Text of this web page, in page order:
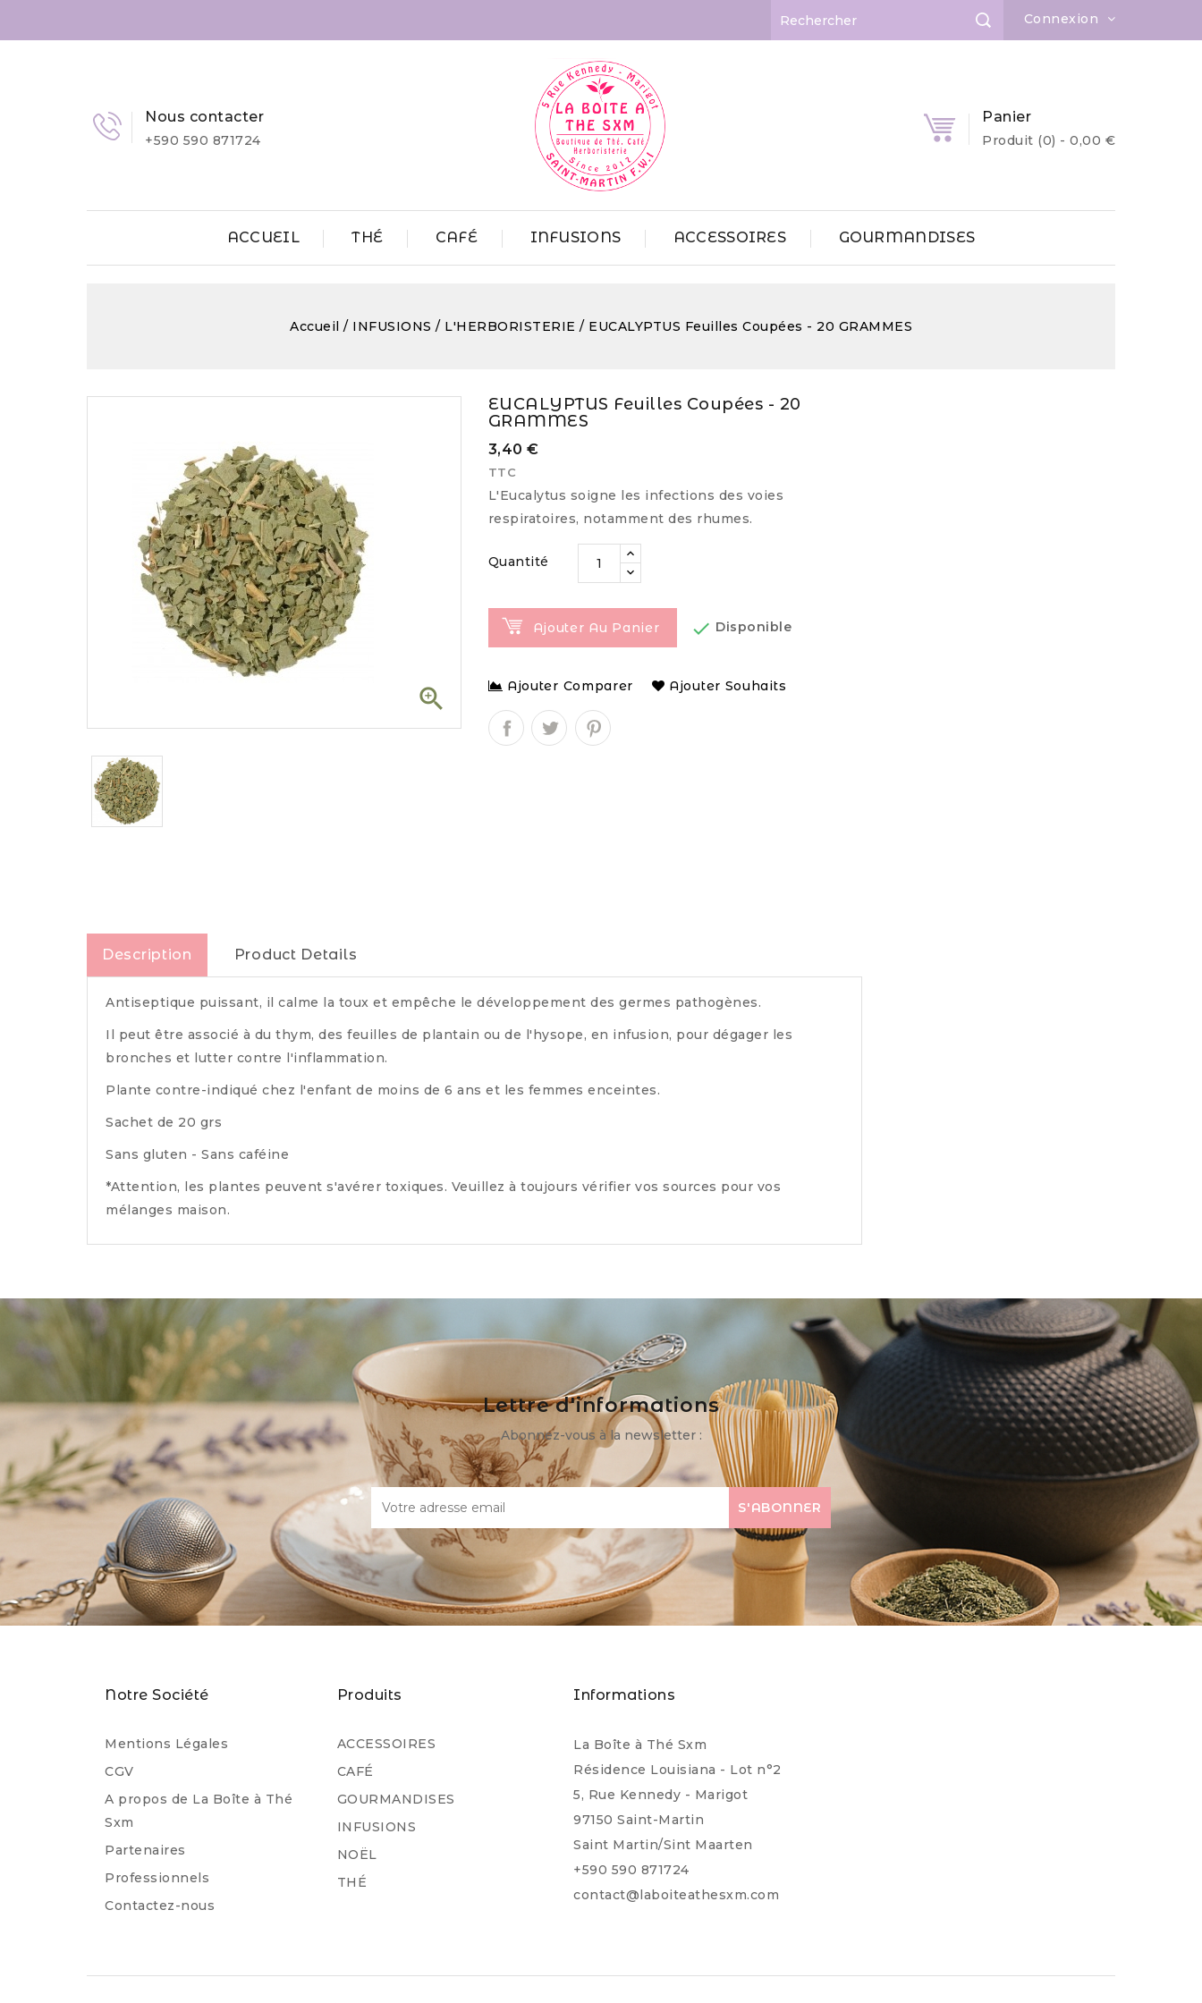
Connexion
Nous contacter
+590 590 871724
Panier
Produit (0) - 0,00 €
ACCUEIL THÉ CAFÉ INFUSIONS ACCESSOIRES GOURMANDISES
Accueil INFUSIONS L'HERBORISTERIE EUCALYPTUS Feuilles Coupées - 20 GRAMMES

EUCALYPTUS Feuilles Coupées - 20
GRAMMES
3,40 €
TTC
L'Eucalytus soigne les infections des voies
respiratoires, notamment des rhumes.
Quantité
Ajouter Au Panier  Disponible
Ajouter Comparer Ajouter Souhaits
Description Product Details
Antiseptique puissant, il calme la toux et empêche le développement des germes pathogènes.
Il peut être associé à du thym, des feuilles de plantain ou de l'hysope, en infusion, pour dégager les
bronches et lutter contre l'inflammation.
Plante contre-indiqué chez l'enfant de moins de 6 ans et les femmes enceintes.
Sachet de 20 grs
Sans gluten - Sans caféine
*Attention, les plantes peuvent s'avérer toxiques. Veuillez à toujours vérifier vos sources pour vos
mélanges maison.
Lettre d'informations
Abonnez-vous à la newsletter :
Notre Société
Mentions Légales
CGV
A propos de La Boîte à Thé
Sxm
Partenaires
Professionnels
Contactez-nous
Produits
ACCESSOIRES
CAFÉ
GOURMANDISES
INFUSIONS
NOËL
THÉ
Informations
La Boîte à Thé Sxm
Résidence Louisiana - Lot n°2
5, Rue Kennedy - Marigot
97150 Saint-Martin
Saint Martin/Sint Maarten
+590 590 871724
contact@laboiteathesxm.com